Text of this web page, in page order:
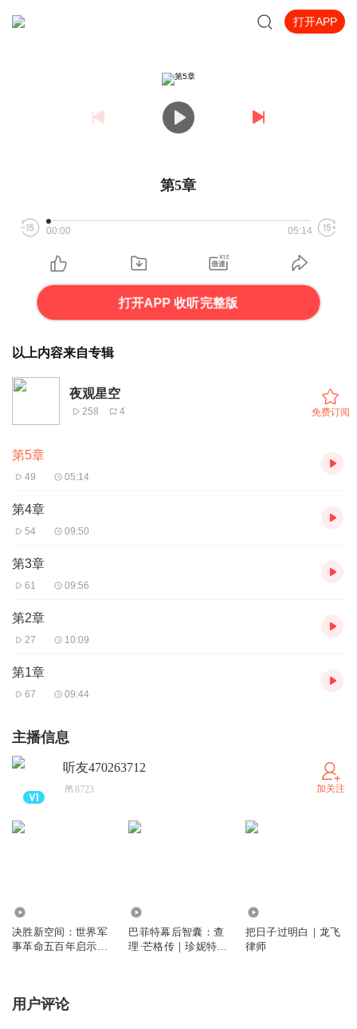
打开APP
第5章
00:00 05:14
打开APP 收听完整版
以上内容来自专辑
夜观星空
258 4 免费订阅
第5章
49 05:14
第4章
54 09:50
第3章
61 09:56
第2章
27 10:09
第1章
67 09:44
主播信息
听友470263712
8723 加关注
决胜新空间：世界军
事革命五百年启示录
巴菲特幕后智囊：查
理·芒格传｜珍妮特·
把日子过明白｜龙飞
律师
用户评论